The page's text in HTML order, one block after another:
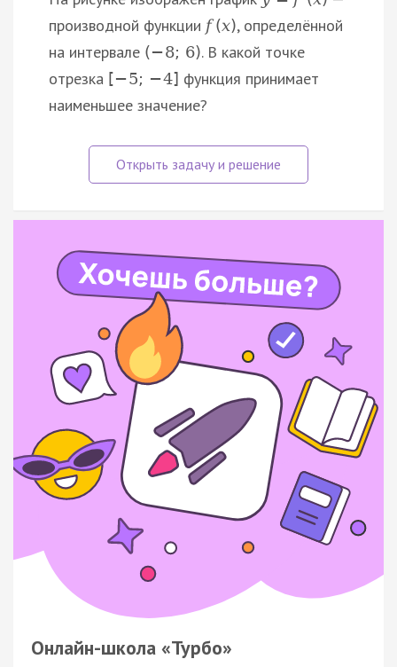
производной функции f (x), определённой
на интервале (−8; 6). В какой точке
отрезка [−5; −4] функция принимает
наименьшее значение?
Онлайн-школа «Турбо»